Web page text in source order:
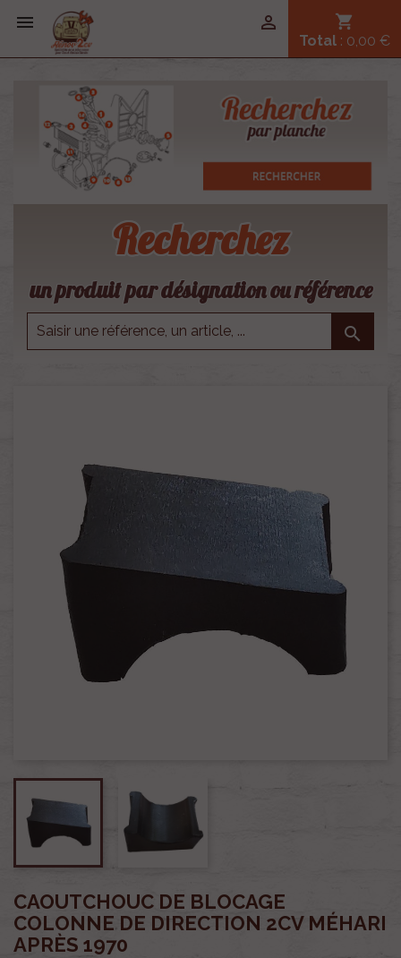
 shopping_cart
Total : 0,00 €

Recherchez
un produit par désignation ou référence

CAOUTCHOUC DE BLOCAGE
COLONNE DE DIRECTION 2CV MÉHARI
APRÈS 1970